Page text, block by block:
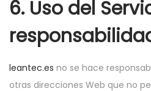
6. Uso del
leantec.es no se hace
otras direcciones Web que no